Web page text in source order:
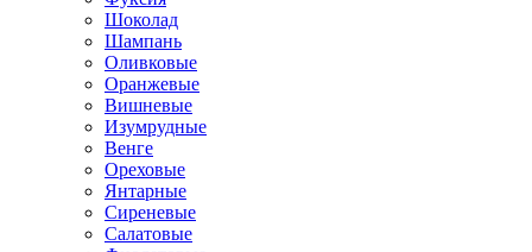
Шоколад
Шампань
Оливковые
Оранжевые
Вишневые
Изумрудные
Венге
Ореховые
Янтарные
Сиреневые
Салатовые